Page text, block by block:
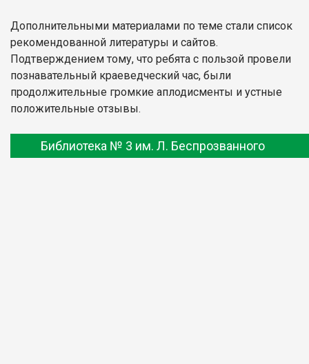
Дополнительными материалами по теме стали список
рекомендованной литературы и сайтов.
Подтверждением тому, что ребята с пользой провели
познавательный краеведческий час, были
продолжительные громкие аплодисменты и устные
положительные отзывы.
Библиотека № 3 им. Л. Беспрозванного